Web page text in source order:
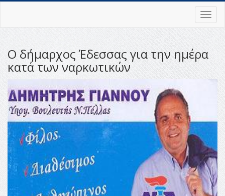
Ο δήμαρχος Έδεσσας για την ημέρα
κατά των ναρκωτικών